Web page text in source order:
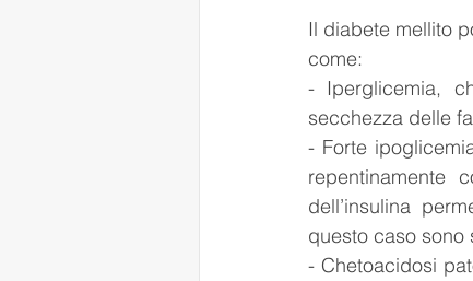
Il diabete mellito
come:
- Iperglicemia,
secchezza delle
- Forte
repentinamente
dell’insulina
questo caso sono
- Chetoacidosi